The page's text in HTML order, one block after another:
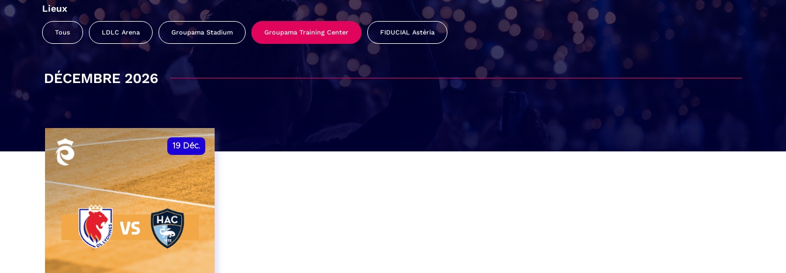
Lieux
Tous LDLC Arena Groupama Stadium Groupama Training Center FIDUCIAL Astéria
DÉCEMBRE 2026
19 Déc.